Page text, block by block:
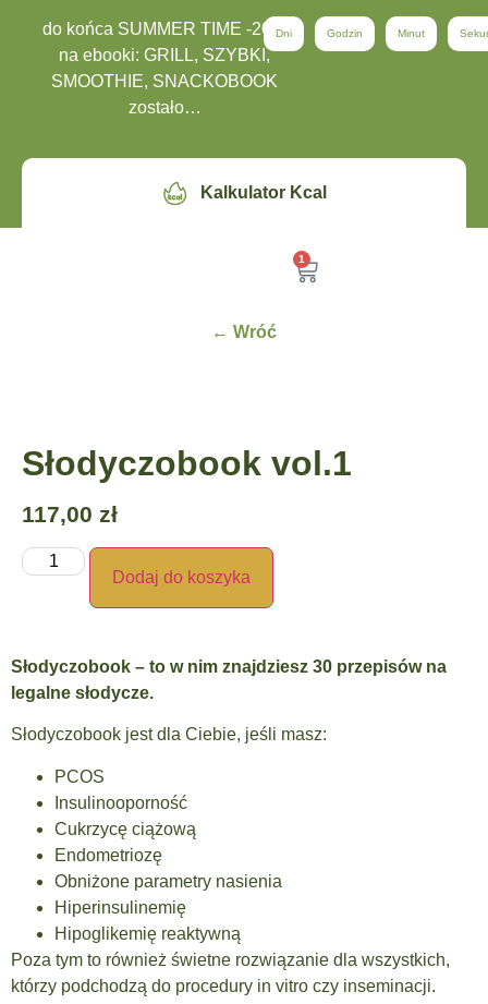
do końca SUMMER TIME -20%
na ebooki: GRILL, SZYBKI,
SMOOTHIE, SNACKOBOOK
zostało…
Dni Godzin Minut
Kalkulator Kcal
1
← Wróć
Słodyczobook vol.1
117,00 zł
Dodaj do koszyka
Słodyczobook – to w nim znajdziesz 30 przepisów na
legalne słodycze.
Słodyczobook jest dla Ciebie, jeśli masz:
PCOS
Insulinooporność
Cukrzycę ciążową
Endometriozę
Obniżone parametry nasienia
Hiperinsulinemię
Hipoglikemię reaktywną
Poza tym to również świetne rozwiązanie dla wszystkich,
którzy podchodzą do procedury in vitro czy inseminacji.